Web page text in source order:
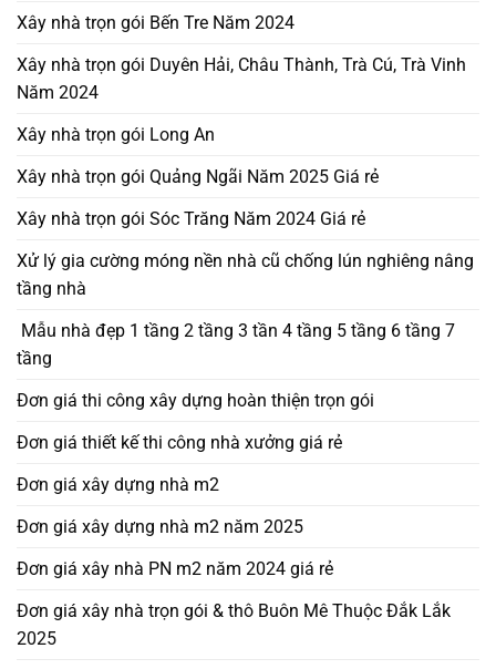
Xây nhà trọn gói Bến Tre Năm 2024
Xây nhà trọn gói Duyên Hải, Châu Thành, Trà Cú, Trà Vinh
Năm 2024
Xây nhà trọn gói Long An
Xây nhà trọn gói Quảng Ngãi Năm 2025 Giá rẻ
Xây nhà trọn gói Sóc Trăng Năm 2024 Giá rẻ
Xử lý gia cường móng nền nhà cũ chống lún nghiêng nâng
tầng nhà
Mẫu nhà đẹp 1 tầng 2 tầng 3 tần 4 tầng 5 tầng 6 tầng 7
tầng
Đơn giá thi công xây dựng hoàn thiện trọn gói
Đơn giá thiết kế thi công nhà xưởng giá rẻ
Đơn giá xây dựng nhà m2
Đơn giá xây dựng nhà m2 năm 2025
Đơn giá xây nhà PN m2 năm 2024 giá rẻ
Đơn giá xây nhà trọn gói & thô Buôn Mê Thuộc Đắk Lắk
2025